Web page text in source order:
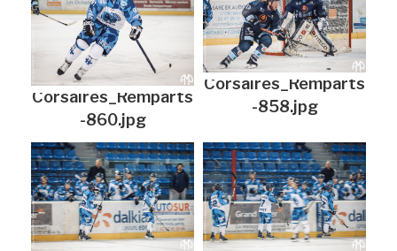
Corsaires_Remparts
-860.jpg
Corsaires_Remparts
-858.jpg